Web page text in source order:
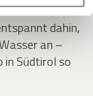
Rebreihen
dahin,
an –
in Südtirol so